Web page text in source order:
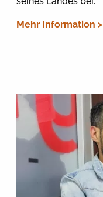
Mehr Information >